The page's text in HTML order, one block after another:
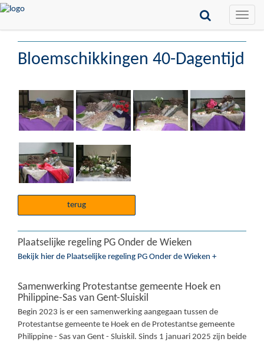
Toggle
Bloemschikkingen 40-Dagentijd
terug
Plaatselijke regeling PG Onder de Wieken
Bekijk hier de Plaatselijke regeling PG Onder de Wieken +
Samenwerking Protestantse gemeente Hoek en
Philippine-Sas van Gent-Sluiskil
Begin 2023 is er een samenwerking aangegaan tussen de
Protestantse gemeente te Hoek en de Protestantse gemeente
Philippine - Sas van Gent - Sluiskil. Sinds 1 januari 2025 zijn beide